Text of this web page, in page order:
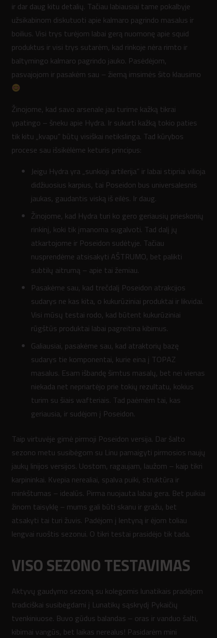
ir dar daug kitu detalių. Tačiau labiausiai tame pokalbyje
užsikabinom diskutuoti apie kalmaro pagrindo masalus ir
boilius. Visi trys turėjom labai gerą nuomonę apie squid
produktus ir visi trys sutarėm, kad rinkoje nėra rimto ir
baltymingo kalmaro pagrindo jauko. Pasėdėjom,
pasvajojom ir pasakėm sau – žiemą imsimės šito klausimo
Žinojome, kad savo arsenale jau turime kažką tikrai
ypatingo – šneku apie Hydra. Ir sukurti kažką tokio paties
tik kitu „kvapu” būtų visiškai netikslinga. Tad kūrybos
procese sau išsikėlėme keturis principus:
Jeigu Hydra yra „sunkioji artilerija” ir labai stipriai vilioja
didžiuosius karpius, tai Poseidon bus universalesnis
jaukas, gaudantis viską iš eilės. Ir daug.
Žinojome, kad Hydra turi ko gero geriausių prieskonių
rinkinį, koki tik įmanoma sugalvoti. Tad dalį jų
atkartojome ir Poseidon sudėtyje. Tačiau
nusprendėme atsisakyti AŠTRUMO, bet palikti
subtilų aitrumą – apie tai žemiau.
Pasakėme sau, kad trečdalį Poseidon atrakcijos
sudarys ne kas kita, o kukurūziniai produktai ir likvidai.
Visi mūsų testai rodo, kad būtent kukurūziniai
rūgštūs produktai labai pagreitina kibimus.
Galiausiai, pasakėme sau, kad atraktorių bazę
sudarys tie komponentai, kurie eina į TOPAZ
masalus. Esam išbandę šimtus masalų, bet nei vienas
niekada net nepriartėjo prie tokių rezultatu, kokius
turim su šiais wafteriais. Tad paėmėm tai, kas
geriausia, ir sudėjom į Poseidon.
Taip virtuvėje gimė pirmoji Poseidon versija. Dar šalto
sezono metu susibėgom su Linu pamaigyti pirmosios naujų
jaukų linijos versijos. Uostom, ragaujam, laužom – kaip tikri
karpininkai. Kvepia nerealiai, spalva puiki, struktūra ir
minkštumas – idealūs. Pirma nuojauta labai gera. Bet puikiai
žinom taisyklę – mums gali būti skanu ir gražu, bet
atsakyti tai turi žuvis. Padėjom į lentyną ir ėjom toliau
lengvai ruoštis sezonui. O tikri testai prasidėjo tik tada.
VISO SEZONO TESTAVIMAS
Aktyvų gaudymo sezoną su kolegomis lunatikais pradėjom
tradiciškai susibėgdami į Lunatikų sąskrydį Pykaičių
tvenkiniuose. Buvo gūdus balandas – oras ir vanduo šalti,
kibimai vangūs, bet laikas nerealus! Pasidarėm mini